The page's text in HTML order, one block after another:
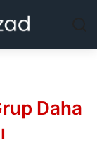
Daha